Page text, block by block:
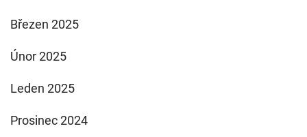
Březen 2025
Únor 2025
Leden 2025
Prosinec 2024